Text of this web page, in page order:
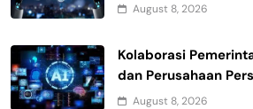
August 8, 2026
Kolaborasi
dan Perusahaan
August 8, 2026